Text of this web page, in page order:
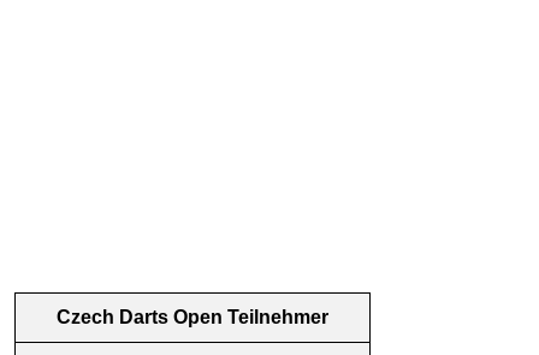
Czech Darts Open Teilnehmer